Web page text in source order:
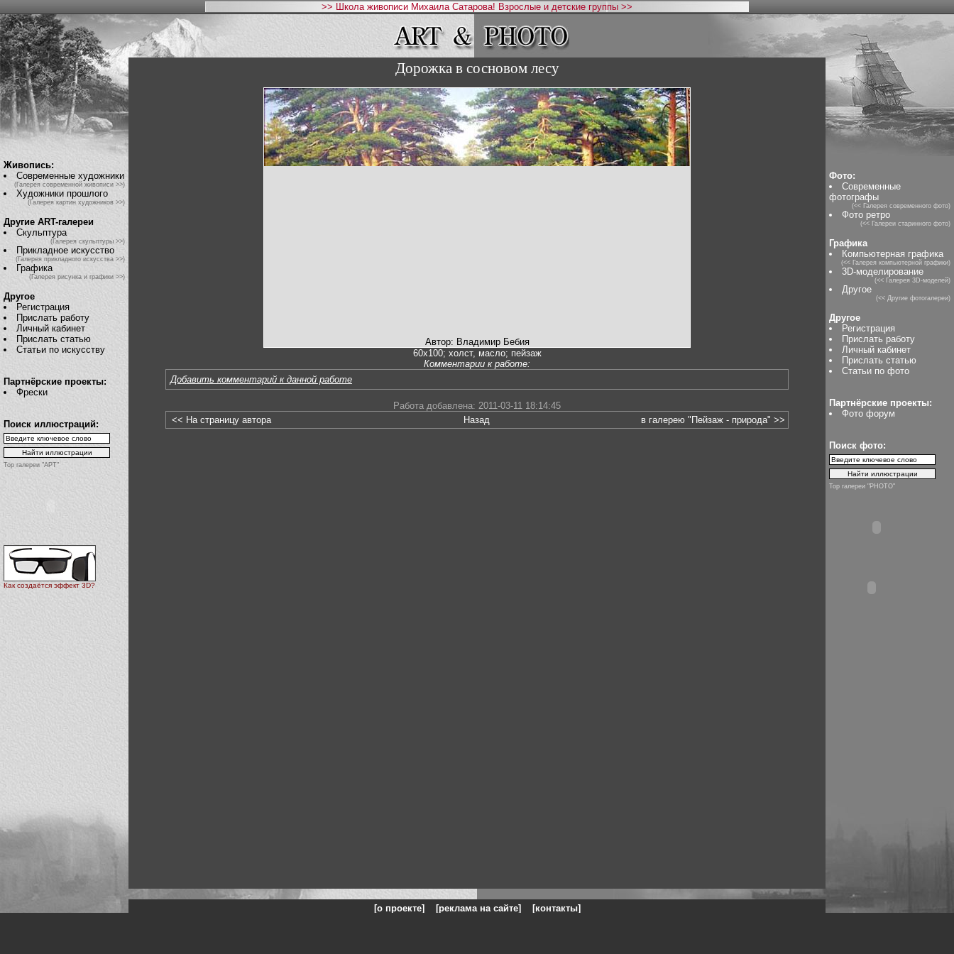
>> Школа живописи Михаила Сатарова! Взрослые и детские группы >>
Живопись:
Современные художники
(Галерея современной живописи >>)
Художники прошлого
(Галерея картин художников >>)
Другие ART-галереи
Скульптура
(Галерея скульптуры >>)
Прикладное искусство
(Галерея прикладного искусства >>)
Графика
(Галерея рисунка и графики >>)
Другое
Регистрация
Прислать работу
Личный кабинет
Прислать статью
Статьи по искусству
Партнёрские проекты:
Фрески
Поиск иллюстраций:
Top галереи "АРТ"
Как создаётся эффект 3D?
Дорожка в сосновом лесу
Автор: Владимир Бебия
60х100; холст, масло; пейзаж
Комментарии к работе:
Добавить комментарий к данной работе
Работа добавлена: 2011-03-11 18:14:45
<< На страницу автора
Назад в галерею "Пейзаж - природа" >>
Фото:
Современные
фотографы
(<< Галерея современного фото)
Фото ретро
(<< Галереи старинного фото)
Графика
Компьютерная графика
(<< Галерея компьютерной графики)
3D-моделирование
(<< Галерея 3D-моделей)
Другое
(<< Другие фотогалереи)
Другое
Регистрация
Прислать работу
Личный кабинет
Прислать статью
Статьи по фото
Партнёрские проекты:
Фото форум
Поиск фото:
Top галереи "PHOTO"
[о проекте] [реклама на сайте] [контакты]